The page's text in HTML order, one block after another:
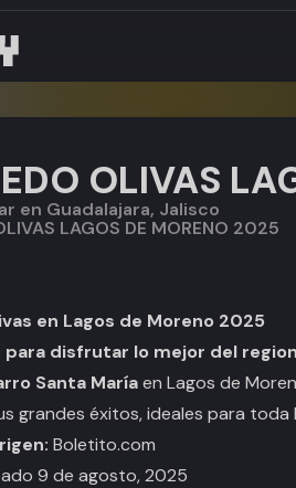
OLIVAS
en Guadalajara, Jalisco
LAGOS DE MORENO 2025
en Lagos de Moreno 2025
para disfrutar lo mejor del
Santa Maríaen Lagos de
grandes éxitos, ideales para toda
Boletito.com
9 de agosto, 2025